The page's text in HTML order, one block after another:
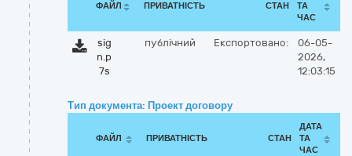
ФАЙЛ ПРИВАТНІСТЬ СТАН
ТА
ЧАС
sig
n.p
7s
публічний Експортовано:
06-05-
2026,
12:03:15
Тип документа: Проект договору
ФАЙЛ ПРИВАТНІСТЬ СТАН
ДАТА
ТА
ЧАС